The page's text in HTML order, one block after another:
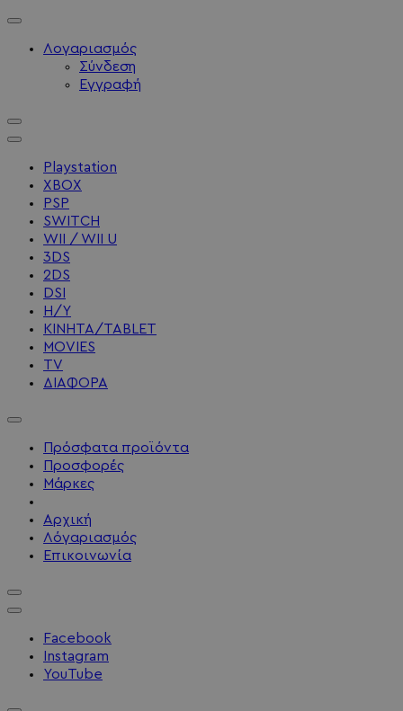
Λογαριασμός
Σύνδεση
Εγγραφή
Playstation
XBOX
PSP
SWITCH
WII / WII U
3DS
2DS
DSI
Η/Υ
ΚΙΝΗΤΑ/TABLET
MOVIES
TV
ΔΙΑΦΟΡΑ
Πρόσφατα προϊόντα
Προσφορές
Μάρκες
Αρχική
Λόγαριασμός
Επικοινωνία
Facebook
Instagram
YouTube